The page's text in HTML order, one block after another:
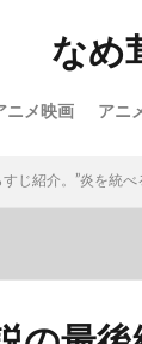
なめ
ニメ映画 アニ
紹介。”炎を統べ